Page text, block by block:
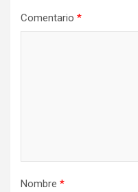
Comentario *
Nombre *